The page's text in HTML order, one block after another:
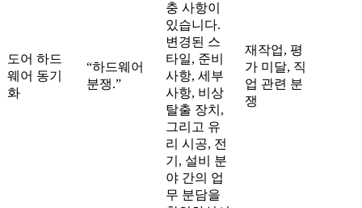
도어 하드
웨어 동기
화
“하드웨어
분쟁.”
충 사항이
있습니다.
변경된 스
타일, 준비
사항, 세부
사항, 비상
탈출 장치,
그리고 유
리 시공, 전
기, 설비 분
야 간의 업
무 분담을
재작업, 평
가 미달, 직
업 관련 분
쟁